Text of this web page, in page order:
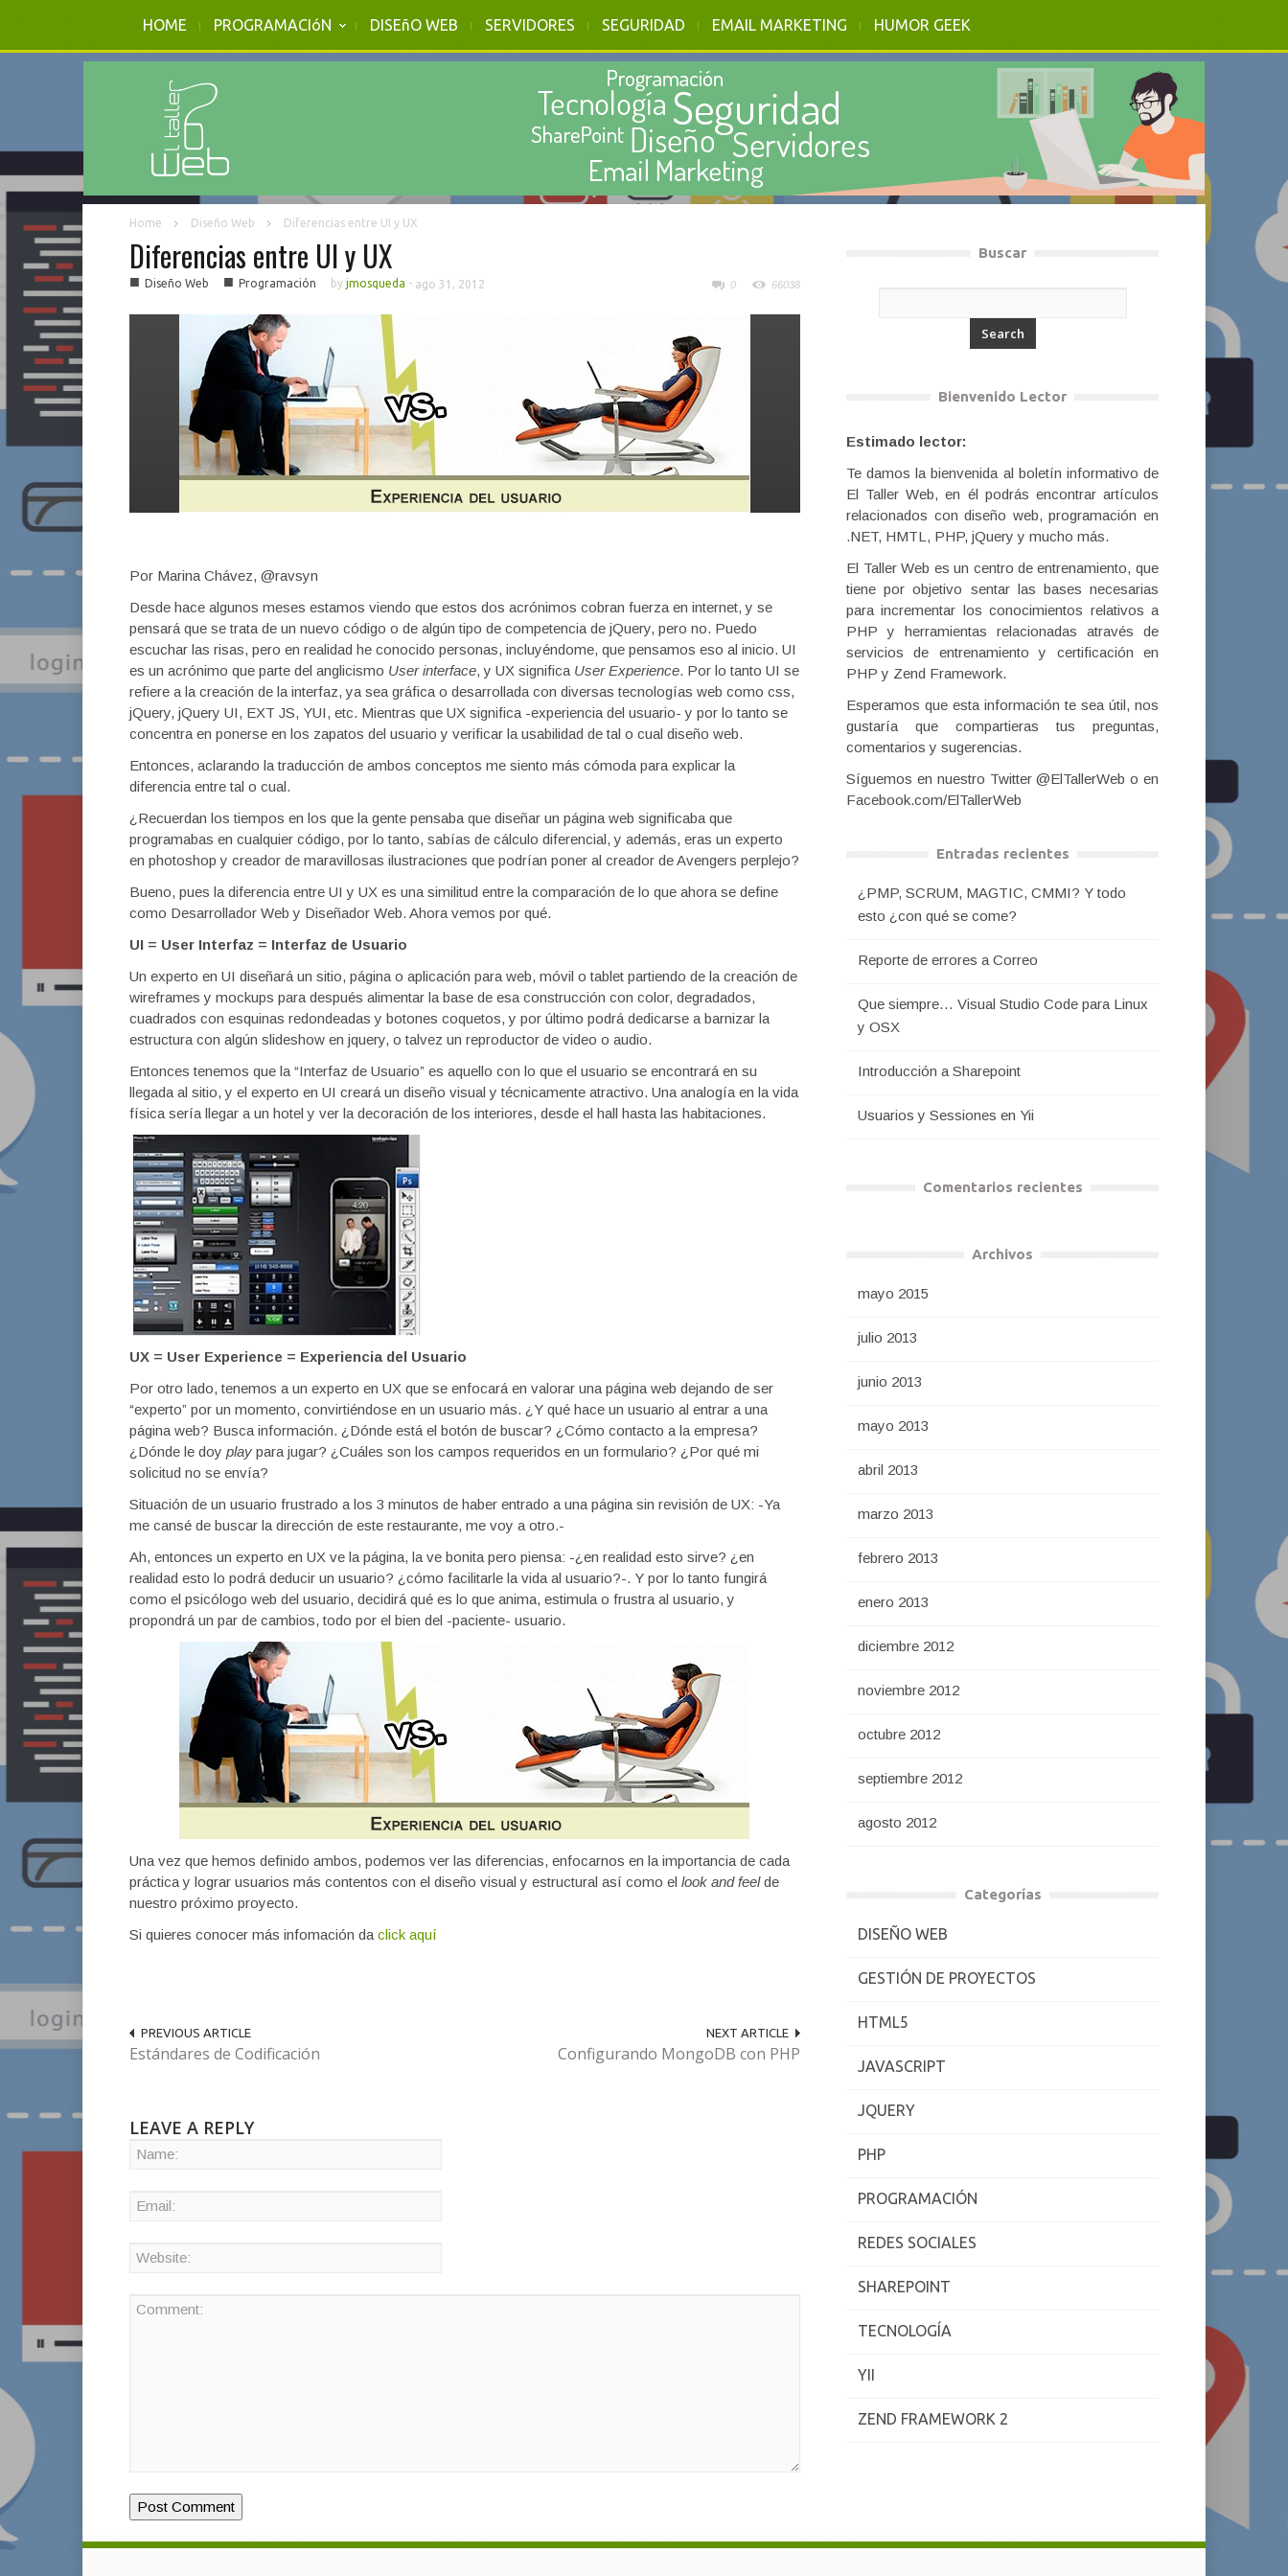
HOME PROGRAMACIóN DISEñO WEB SERVIDORES SEGURIDAD EMAIL MARKETING HUMOR GEEK
Home Diseño Web Diferencias entre UI y UX
Diferencias entre UI y UX
■ Diseño Web ■ Programación by jmosqueda - ago 31, 2012 0 66038
Por Marina Chávez, @ravsyn
Desde hace algunos meses estamos viendo que estos dos acrónimos cobran fuerza en internet, y se
pensará que se trata de un nuevo código o de algún tipo de competencia de jQuery, pero no. Puedo
escuchar las risas, pero en realidad he conocido personas, incluyéndome, que pensamos eso al inicio. UI
es un acrónimo que parte del anglicismo User interface, y UX significa User Experience. Por lo tanto UI se
refiere a la creación de la interfaz, ya sea gráfica o desarrollada con diversas tecnologías web como css,
jQuery, jQuery UI, EXT JS, YUI, etc. Mientras que UX significa -experiencia del usuario- y por lo tanto se
concentra en ponerse en los zapatos del usuario y verificar la usabilidad de tal o cual diseño web.
Entonces, aclarando la traducción de ambos conceptos me siento más cómoda para explicar la
diferencia entre tal o cual.
¿Recuerdan los tiempos en los que la gente pensaba que diseñar un página web significaba que
programabas en cualquier código, por lo tanto, sabías de cálculo diferencial, y además, eras un experto
en photoshop y creador de maravillosas ilustraciones que podrían poner al creador de Avengers perplejo?
Bueno, pues la diferencia entre UI y UX es una similitud entre la comparación de lo que ahora se define
como Desarrollador Web y Diseñador Web. Ahora vemos por qué.
UI = User Interfaz = Interfaz de Usuario
Un experto en UI diseñará un sitio, página o aplicación para web, móvil o tablet partiendo de la creación de
wireframes y mockups para después alimentar la base de esa construcción con color, degradados,
cuadrados con esquinas redondeadas y botones coquetos, y por último podrá dedicarse a barnizar la
estructura con algún slideshow en jquery, o talvez un reproductor de video o audio.
Entonces tenemos que la “Interfaz de Usuario” es aquello con lo que el usuario se encontrará en su
llegada al sitio, y el experto en UI creará un diseño visual y técnicamente atractivo. Una analogía en la vida
física sería llegar a un hotel y ver la decoración de los interiores, desde el hall hasta las habitaciones.
UX = User Experience = Experiencia del Usuario
Por otro lado, tenemos a un experto en UX que se enfocará en valorar una página web dejando de ser
“experto” por un momento, convirtiéndose en un usuario más. ¿Y qué hace un usuario al entrar a una
página web? Busca información. ¿Dónde está el botón de buscar? ¿Cómo contacto a la empresa?
¿Dónde le doy play para jugar? ¿Cuáles son los campos requeridos en un formulario? ¿Por qué mi
solicitud no se envía?
Situación de un usuario frustrado a los 3 minutos de haber entrado a una página sin revisión de UX: -Ya
me cansé de buscar la dirección de este restaurante, me voy a otro.-
Ah, entonces un experto en UX ve la página, la ve bonita pero piensa: -¿en realidad esto sirve? ¿en
realidad esto lo podrá deducir un usuario? ¿cómo facilitarle la vida al usuario?-. Y por lo tanto fungirá
como el psicólogo web del usuario, decidirá qué es lo que anima, estimula o frustra al usuario, y
propondrá un par de cambios, todo por el bien del -paciente- usuario.
Una vez que hemos definido ambos, podemos ver las diferencias, enfocarnos en la importancia de cada
práctica y lograr usuarios más contentos con el diseño visual y estructural así como el look and feelde
nuestro próximo proyecto.
Si quieres conocer más infomación da click aquí
PREVIOUS ARTICLE
Estándares de Codificación
NEXT ARTICLE
Configurando MongoDB con PHP
LEAVE A REPLY
Buscar
Bienvenido Lector
Estimado lector:
Te damos la bienvenida al boletín informativo de
El Taller Web, en él podrás encontrar artículos
relacionados con diseño web, programación en
.NET, HMTL, PHP, jQuery y mucho más.
El Taller Web es un centro de entrenamiento, que
tiene por objetivo sentar las bases necesarias
para incrementar los conocimientos relativos a
PHP y herramientas relacionadas através de
servicios de entrenamiento y certificación en
PHP y Zend Framework.
Esperamos que esta información te sea útil, nos
gustaría que compartieras tus preguntas,
comentarios y sugerencias.
Síguemos en nuestro Twitter @ElTallerWeb o en
Facebook.com/ElTallerWeb
Entradas recientes
¿PMP, SCRUM, MAGTIC, CMMI? Y todo
esto ¿con qué se come?
Reporte de errores a Correo
Que siempre… Visual Studio Code para Linux
y OSX
Introducción a Sharepoint
Usuarios y Sessiones en Yii
Comentarios recientes
Archivos
mayo 2015
julio 2013
junio 2013
mayo 2013
abril 2013
marzo 2013
febrero 2013
enero 2013
diciembre 2012
noviembre 2012
octubre 2012
septiembre 2012
agosto 2012
Categorías
DISEÑO WEB
GESTIÓN DE PROYECTOS
HTML5
JAVASCRIPT
JQUERY
PHP
PROGRAMACIÓN
REDES SOCIALES
SHAREPOINT
TECNOLOGÍA
YII
ZEND FRAMEWORK 2